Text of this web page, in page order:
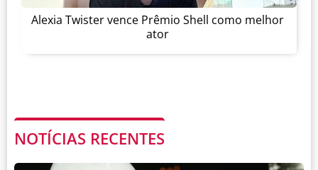
Alexia Twister vence Prêmio Shell como melhor
ator
NOTÍCIAS RECENTES